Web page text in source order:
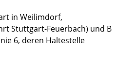
in Weilimdorf,
Stuttgart-Feuerbach) und B
6, deren Haltestelle